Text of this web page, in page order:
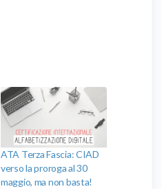
ATA Terza Fascia: CIAD
verso la proroga al 30
maggio, ma non basta!